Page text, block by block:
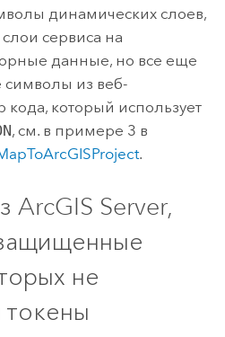
динамических слоев,
сервиса на
данные, но все еще
из веб-
который использует
, см. в примере 3 в
.
ArcGIS Server,
не
токены